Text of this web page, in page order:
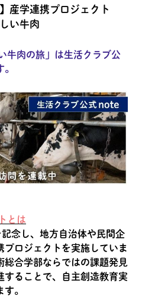
産学連携プロジェクト
い牛肉
牛肉の旅」は生活クラブ公
とは
念し、地方自治体や民間企
プロジェクトを実施していま
総合学部ならではの課題発見
することで、自主創造教育実
。